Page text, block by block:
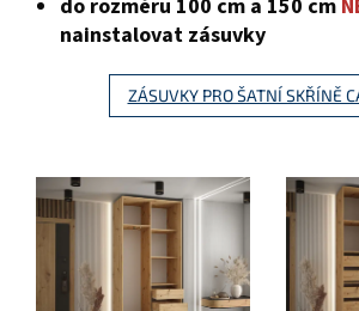
do rozměru 100 cm a 150 cm
nainstalovat zásuvky
ZÁSUVKY PRO ŠATNÍ SKŘÍNĚ